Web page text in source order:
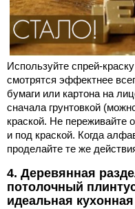
Используйте спрей-
смотрятся эффектнее
бумаги или картона на
сначала грунтовкой
краской. Не переживайте
и под краской. Когда
проделайте те же
4. Деревянная
потолочный
идеальная